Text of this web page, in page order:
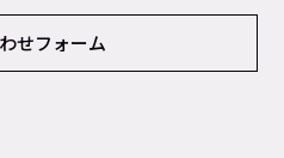
せフォーム